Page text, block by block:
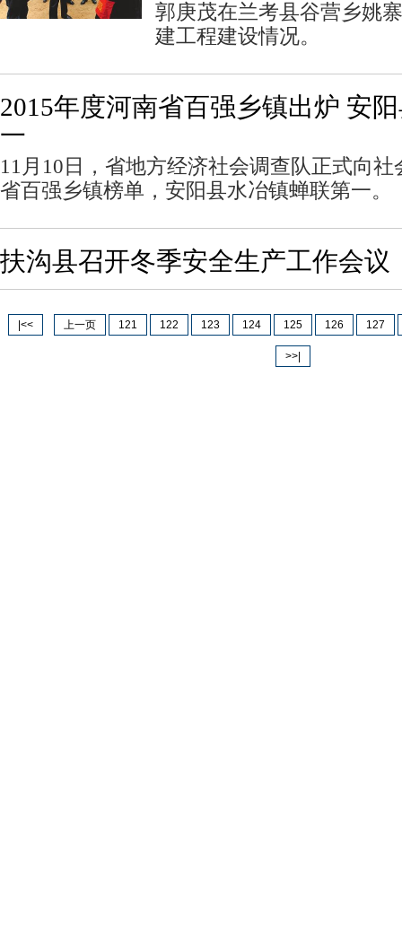
郭庚茂在兰考县谷营乡姚
建工程建设情况。
2015年度河南省百强乡镇出炉 安
一
11月10日，省地方经济社会调查队正式向社
省百强乡镇榜单，安阳县水冶镇蝉联第一。
扶沟县召开冬季安全生产工作会议
|<< 上一页 121 122 123 124 125 126 127
>>|